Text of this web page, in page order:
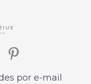
por e-mail